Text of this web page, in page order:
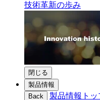
技術革新の歩み
閉じる
製品情報
Back
製品情報トッ